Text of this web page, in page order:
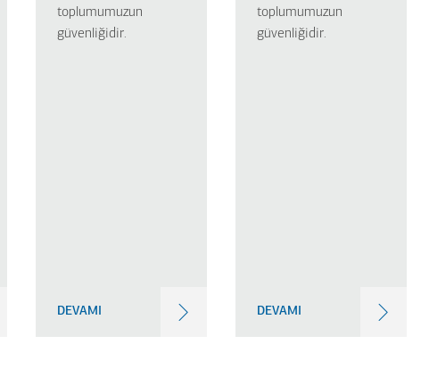
toplumumuzun
güvenliğidir.
DEVAMI
toplumumuzun
güvenliğidir.
DEVAMI